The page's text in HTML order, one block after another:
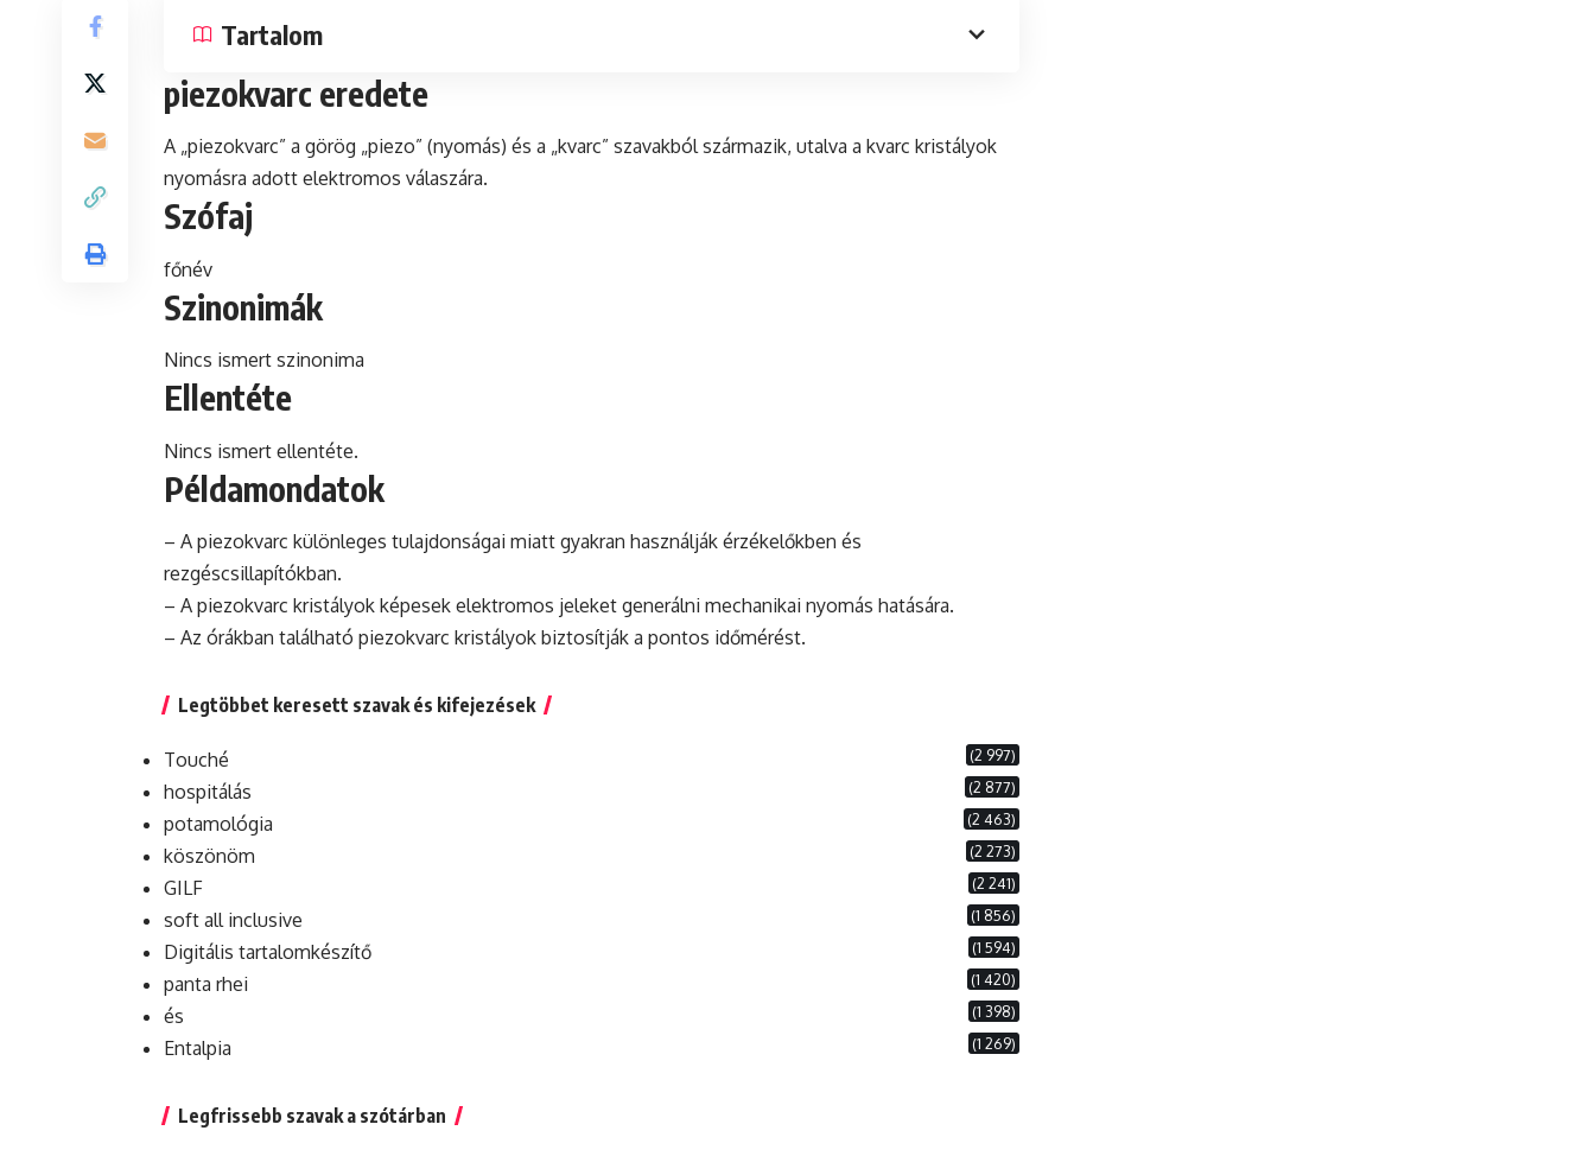
Tartalom
piezokvarc eredete
A „piezokvarc” a görög „piezo” (nyomás) és a „kvarc” szavakból származik, utalva a kvarc kristályok
nyomásra adott elektromos válaszára.
Szófaj
főnév
Szinonimák
Nincs ismert szinonima
Ellentéte
Nincs ismert ellentéte.
Példamondatok
– A piezokvarc különleges tulajdonságai miatt gyakran használják érzékelőkben és
rezgéscsillapítókban.
– A piezokvarc kristályok képesek elektromos jeleket generálni mechanikai nyomás hatására.
– Az órákban található piezokvarc kristályok biztosítják a pontos időmérést.
Legtöbbet keresett szavak és kifejezések
Touché (2 997)
hospitálás (2 877)
potamológia (2 463)
köszönöm (2 273)
GILF (2 241)
soft all inclusive (1 856)
Digitális tartalomkészítő (1 594)
panta rhei (1 420)
és (1 398)
Entalpia (1 269)
Legfrissebb szavak a szótárban